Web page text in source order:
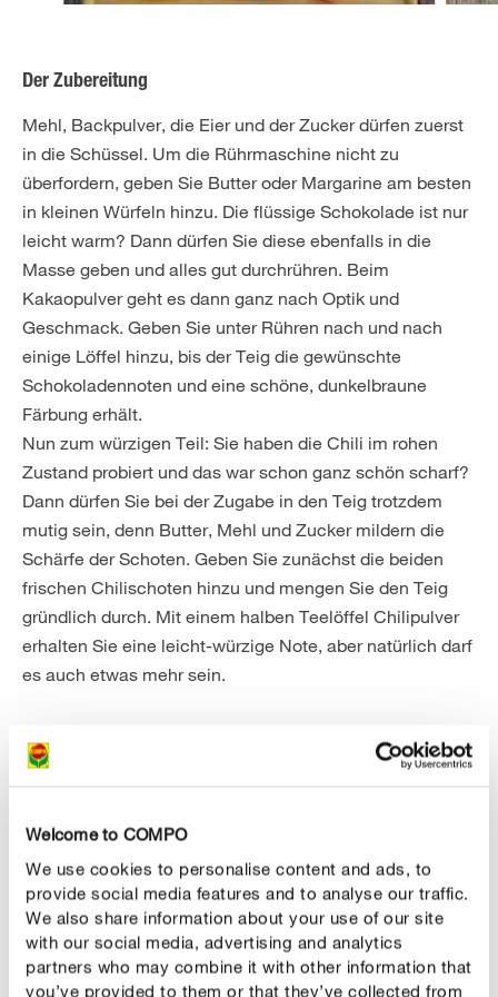
Welcome to COMPO
We use cookies to personalise content and ads, to
provide social media features and to analyse our traffic.
We also share information about your use of our site
with our social media, advertising and analytics
partners who may combine it with other information that
you’ve provided to them or that they’ve collected from
Der Zubereitung
Mehl, Backpulver, die Eier und der Zucker dürfen zuerst
in die Schüssel. Um die Rührmaschine nicht zu
überfordern, geben Sie Butter oder Margarine am besten
in kleinen Würfeln hinzu. Die flüssige Schokolade ist nur
leicht warm? Dann dürfen Sie diese ebenfalls in die
Masse geben und alles gut durchrühren. Beim
Kakaopulver geht es dann ganz nach Optik und
Geschmack. Geben Sie unter Rühren nach und nach
einige Löffel hinzu, bis der Teig die gewünschte
Schokoladennoten und eine schöne, dunkelbraune
Färbung erhält.
Nun zum würzigen Teil: Sie haben die Chili im rohen
Zustand probiert und das war schon ganz schön scharf?
Dann dürfen Sie bei der Zugabe in den Teig trotzdem
mutig sein, denn Butter, Mehl und Zucker mildern die
Schärfe der Schoten. Geben Sie zunächst die beiden
frischen Chilischoten hinzu und mengen Sie den Teig
gründlich durch. Mit einem halben Teelöffel Chilipulver
erhalten Sie eine leicht-würzige Note, aber natürlich darf
es auch etwas mehr sein.
Unser Tipp
Geben Sie nicht gleich beim ersten Mal zu viel